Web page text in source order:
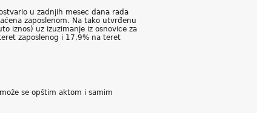
u zadnjih mesec dana rada
zaposlenom. Na tako utvrđenu
iznos) uz izuzimanje iz osnovice za
zaposlenog i 17,9% na teret
se opštim aktom i samim